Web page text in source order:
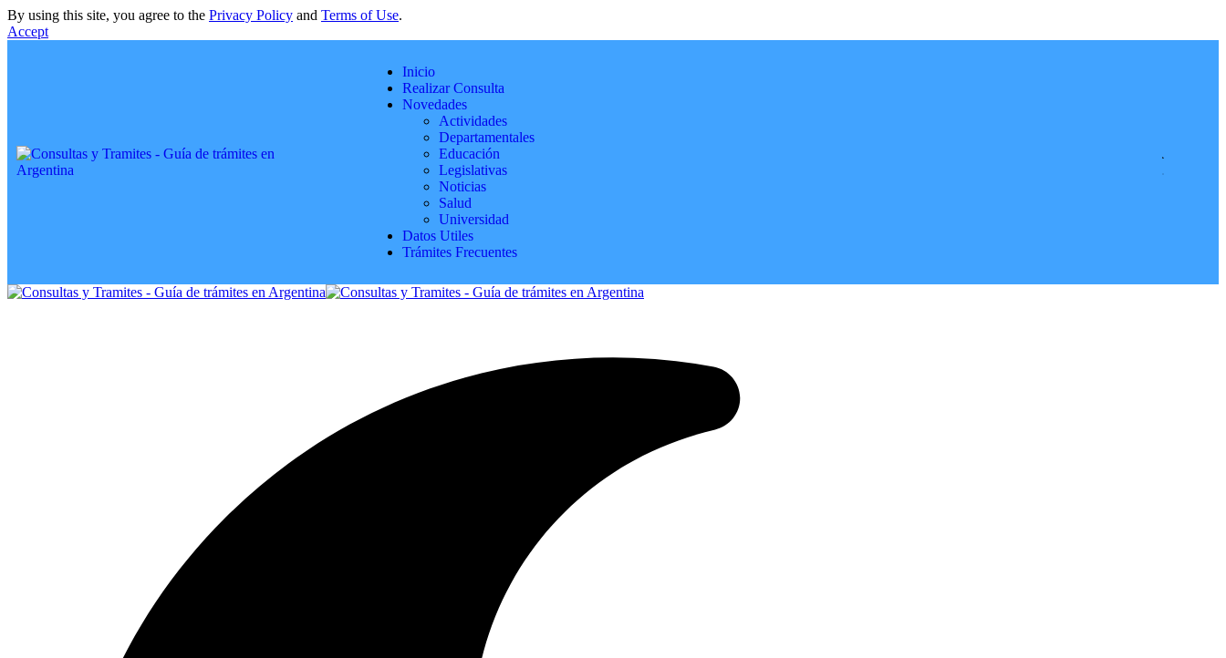
By using this site, you agree to the Privacy Policy and Terms of Use.
Accept
Inicio
Realizar Consulta
Novedades
Actividades
Departamentales
Educación
Legislativas
Noticias
Salud
Universidad
Datos Utiles
Trámites Frecuentes